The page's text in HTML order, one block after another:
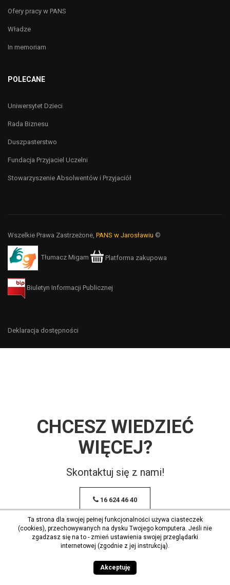
Ofery pracy w PANS
Władze
In memoriam
POLECANE
Uniwersytet Dzieci
Rada Biznesu
Duszpasterstwo
Fundacja Przyjaciel Uczelni
Stowarzyszenie Absolwentów i Przyjaciół
Wszelkie Prawa Zastrzeżone, PANS w Jarosławiu ©
Tłumacz Migam Platforma zakupowa
Biuletyn Informacji Publicznej
Deklaracja dostępności
CHCESZ WIEDZIEĆ
WIĘCEJ?
Skontaktuj się z nami!
16 624 46 40
Ta strona dla swojej pełnej funkcjonalności używa ciasteczek
(cookies), przechowywanych na dysku Twojego komputera. Jeśli nie
zgadzasz się na to - zmień ustawienia swojej przeglądarki
internetowej (zgodnie z jej instrukcją).
Akceptuję